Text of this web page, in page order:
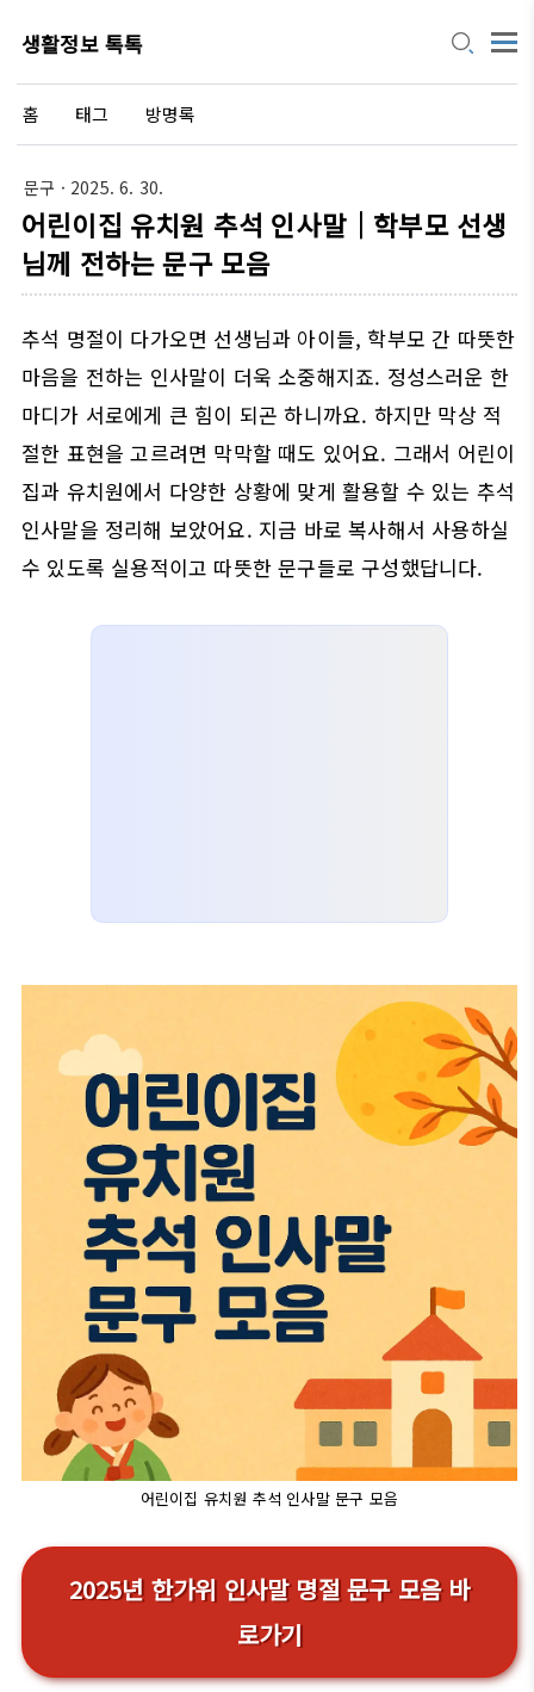
생활정보 톡톡
홈 태그 방명록
문구 · 2025. 6. 30.
어린이집 유치원 추석 인사말｜학부모 선생
님께 전하는 문구 모음
추석 명절이 다가오면 선생님과 아이들, 학부모 간 따뜻한
마음을 전하는 인사말이 더욱 소중해지죠. 정성스러운 한
마디가 서로에게 큰 힘이 되곤 하니까요. 하지만 막상 적
절한 표현을 고르려면 막막할 때도 있어요. 그래서 어린이
집과 유치원에서 다양한 상황에 맞게 활용할 수 있는 추석
인사말을 정리해 보았어요. 지금 바로 복사해서 사용하실
수 있도록 실용적이고 따뜻한 문구들로 구성했답니다.
어린이집 유치원 추석 인사말 문구 모음
2025년 한가위 인사말 명절 문구 모음 바
로가기